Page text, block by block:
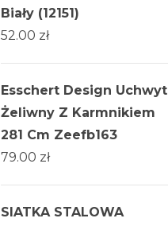
Biały (12151)
52.00 zł
Esschert Design Uchwyt
Żeliwny Z Karmnikiem
281 Cm Zeefb163
79.00 zł
SIATKA STALOWA